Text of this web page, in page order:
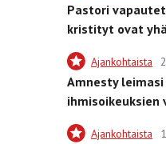
Pastori
kristityt ovat
Ajankohtaista
Amnesty
ihmisoikeuksien
Ajankohtaista